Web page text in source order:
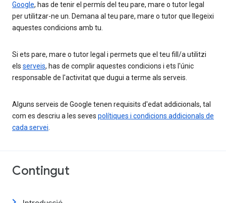
Google, has de tenir el permís del teu pare, mare o tutor legal
per utilitzar-ne un. Demana al teu pare, mare o tutor que llegeixi
aquestes condicions amb tu.
Si ets pare, mare o tutor legal i permets que el teu fill/a utilitzi
els serveis, has de complir aquestes condicions i ets l'únic
responsable de l'activitat que dugui a terme als serveis.
Alguns serveis de Google tenen requisits d'edat addicionals, tal
com es descriu a les seves polítiques i condicions addicionals de
cada servei
Contingut